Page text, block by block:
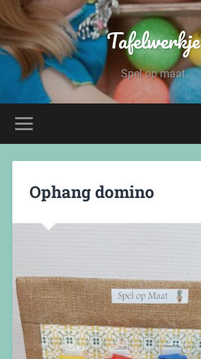
Tafelwerkje
Spel op maat
Ophang domino